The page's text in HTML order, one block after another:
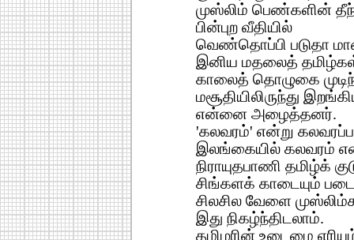
முஸ்லிம் பெண்களின்
பின்புற வீதியில்
வெண்தொப்பி படுதா
இனிய மதலைத்
காலைத் தொழுகை
மசூதியிலிருந்து
என்னை அழைத்தனர்.
'கலவரம்' என்று
இலங்கையில் கலவரம்
நிராயுதபாணி தமிழ்க்
சிங்களக் காடையும்
சிலசில வேளை
இது நிகழ்ந்திடலாம்.
தமிழரின் உடைமை